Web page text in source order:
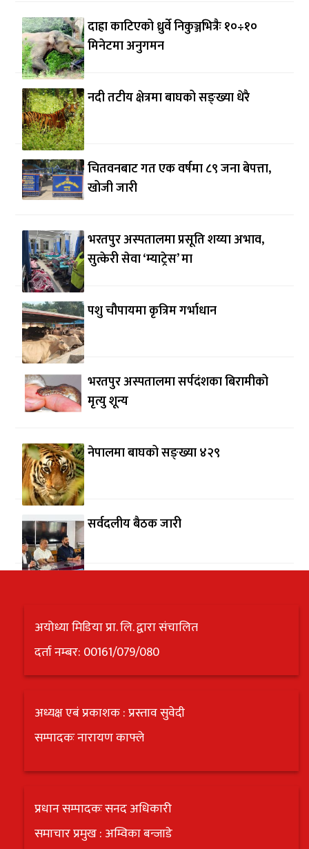
दाह्रा काटिएको ध्रुर्वे निकुञ्जभित्रैः १०÷१०
मिनेटमा अनुगमन
नदी तटीय क्षेत्रमा बाघको सङ्ख्या धेरै
चितवनबाट गत एक वर्षमा ८९ जना बेपत्ता,
खोजी जारी
भरतपुर अस्पतालमा प्रसूति शय्या अभाव,
सुत्केरी सेवा ‘म्याट्रेस’ मा
पशु चौपायमा कृत्रिम गर्भाधान
भरतपुर अस्पतालमा सर्पदंशका बिरामीको
मृत्यु शून्य
नेपालमा बाघको सङ्ख्या ४२९
सर्वदलीय बैठक जारी
अयोध्या मिडिया प्रा. लि. द्वारा संचालित
दर्ता नम्बर: 00161/079/080
अध्यक्ष एबं प्रकाशक : प्रस्ताव सुवेदी
सम्पादकः नारायण काफ्ले
प्रधान सम्पादकः सनद अधिकारी
समाचार प्रमुख : अम्विका बन्जाडे